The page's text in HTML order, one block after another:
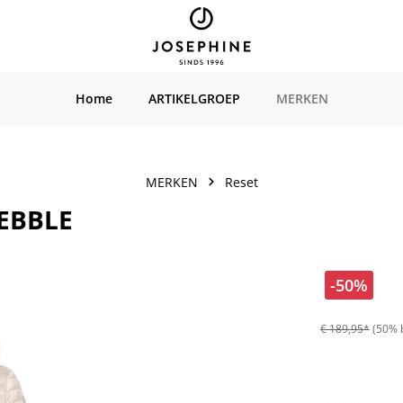
Home ARTIKELGROEP MERKEN
MERKEN Reset
-50%
€ 189,95*(50%